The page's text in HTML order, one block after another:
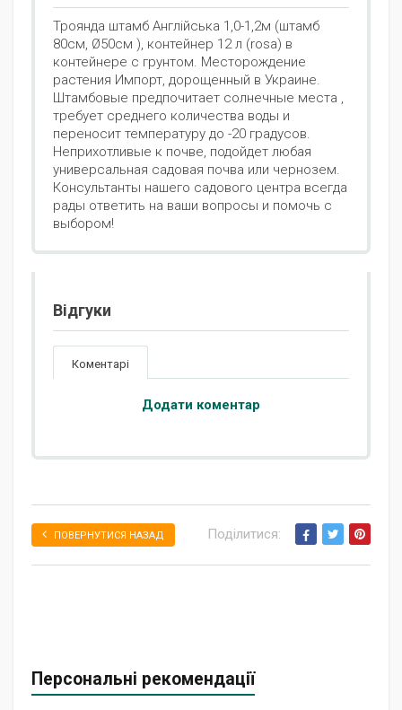
Троянда штамб Англійська 1,0-1,2м (штамб
80см, Ø50см ), контейнер 12 л (rosa) в
контейнере с грунтом. Месторождение
растения Импорт, дорощенный в Украине.
Штамбовые предпочитает солнечные места ,
требует среднего количества воды и
переносит температуру до -20 градусов.
Неприхотливые к почве, подойдет любая
универсальная садовая почва или чернозем.
Консультанты нашего садового центра всегда
рады ответить на ваши вопросы и помочь с
выбором!
Відгуки
Коментарі
Додати коментар
ПОВЕРНУТИСЯ НАЗАД Поділитися:
Персональні рекомендації